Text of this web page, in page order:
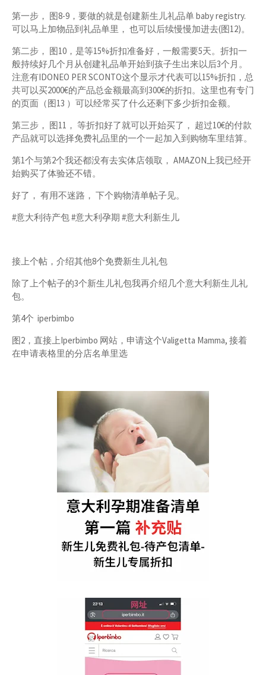
第一步， 图8-9，要做的就是创建新生儿礼品单 baby registry.
可以马上加物品到礼品单里， 也可以后续慢慢加进去(图12)。
第二步， 图10，是等15%折扣准备好，一般需要5天。折扣一
般持续好几个月从创建礼品单开始到孩子生出来以后3个月。
注意有IDONEO PER SCONTO这个显示才代表可以15%折扣，总
共可以买2000€的产品总金额最高到300€的折扣。这里也有专门
的页面（图13 ）可以经常买了什么还剩下多少折扣金额。
第三步， 图11， 等折扣好了就可以开始买了， 超过10€的付款
产品就可以选择免费礼品里的一个一起加入到购物车里结算。
第1个与第2个我还都没有去实体店领取， AMAZON上我已经开
始购买了体验还不错。
好了， 有用不迷路， 下个购物清单帖子见。
#意大利待产包 #意大利孕期 #意大利新生儿
接上个帖，介绍其他8个免费新生儿礼包
除了上个帖子的3个新生儿礼包我再介绍几个意大利新生儿礼
包。
第4个 iperbimbo
图2，直接上Iperbimbo 网站，申请这个Valigetta Mamma, 接着
在申请表格里的分店名单里选